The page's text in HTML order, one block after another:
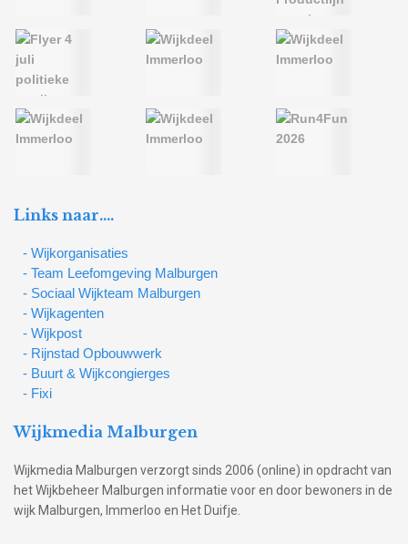
Links naar….
- Wijkorganisaties
- Team Leefomgeving Malburgen
- Sociaal Wijkteam Malburgen
- Wijkagenten
- Wijkpost
- Rijnstad Opbouwwerk
- Buurt & Wijkcongierges
- Fixi
Wijkmedia Malburgen
Wijkmedia Malburgen verzorgt sinds 2006 (online) in opdracht van
het Wijkbeheer Malburgen informatie voor en door bewoners in de
wijk Malburgen, Immerloo en Het Duifje.